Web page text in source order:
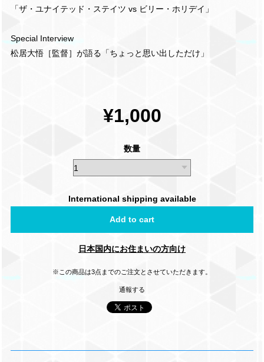
「ザ・ユナイテッド・ステイツ vs ビリー・ホリデイ」
Special Interview
松居⼤悟［監督］が語る「ちょっと思い出しただけ」
¥1,000
数量
International shipping available
Add to cart
日本国内にお住まいの方向け
※この商品は3点までのご注文とさせていただきます。
通報する